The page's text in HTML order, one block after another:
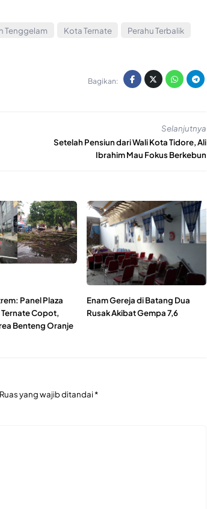
Tenggelam Kota Ternate
Perahu Terbalik
Bagikan:
Selanjutnya
Setelah Pensiun dari Wali Kota Tidore, Ali
Ibrahim Mau Fokus Berkebun
Panel Plaza
Copot,
Benteng Oranje
Enam Gereja di Batang Dua
Rusak Akibat Gempa 7,6
Ruas yang wajib ditandai*